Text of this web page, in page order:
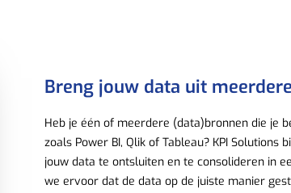
Breng jouw data uit
Heb je één of meerdere (data)bronnen die je
zoals Power BI, Qlik of Tableau? KPI
jouw data te ontsluiten en te consolideren in
we ervoor dat de data op de juiste manier